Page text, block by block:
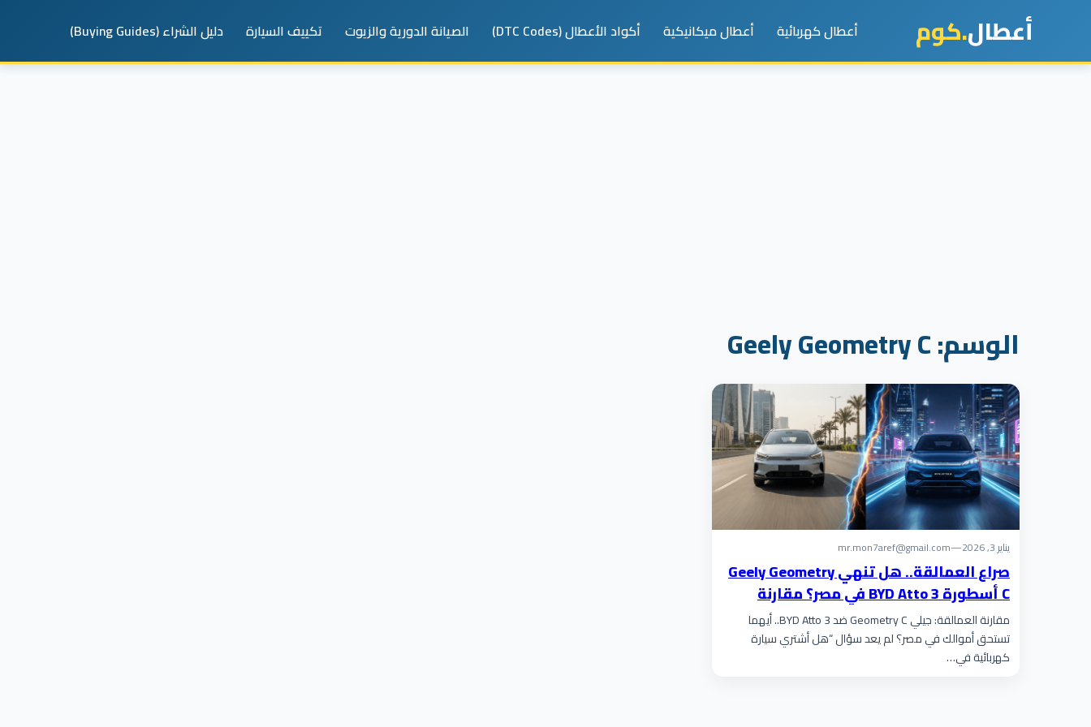
أعطال.كوم أعطال كهربائية أعطال ميكانيكية أكواد الأعطال (DTC Codes) الصيانة الدورية والزيوت تكييف السيارة دليل الشراء (Buying Guides)
الوسم:Geely Geometry C
يناير 3, 2026 —
mr.mon7aref@gmail.com
صراع العمالقة.. هل تنهي Geely Geometry
C أسطورة BYD Atto 3 في مصر؟ مقارنة
بالأرقام تكشف المستور!
مقارنة العمالقة: جيلي Geometry C ضد BYD Atto 3.. أيهما
تستحق أموالك في مصر؟ لم يعد سؤال “هل أشتري سيارة
كهربائية في…